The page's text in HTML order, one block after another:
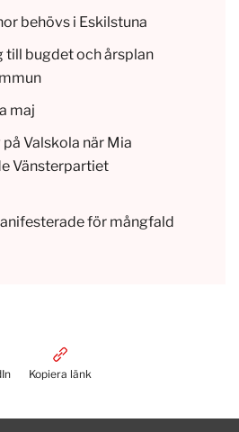
behövs i Eskilstuna
bugdet och årsplan
maj
Valskola när Mia
Vänsterpartiet
för mångfald
Kopiera länk